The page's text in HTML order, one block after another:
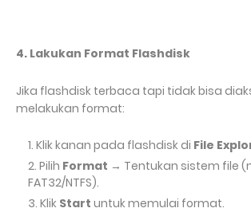
4. Lakukan Format Flashdisk
Jika flashdisk terbaca tapi tidak bisa
melakukan format:
Klik kanan pada flashdisk di File
Pilih Format → Tentukan sistem file
FAT32/NTFS).
Klik Start untuk memulai format.